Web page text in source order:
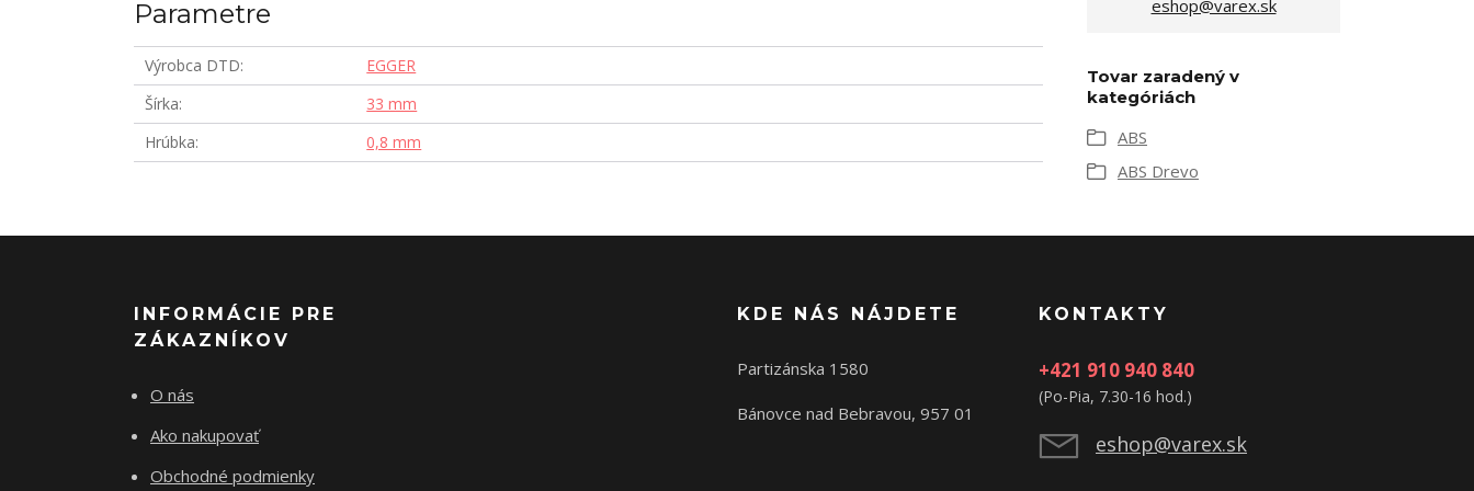
Parametre
Výrobca DTD
EGGER
Šírka
33 mm
Hrúbka
0,8 mm
eshop@varex.sk
Tovar zaradený v
kategóriách
ABS
ABS Drevo
INFORMÁCIE PRE
ZÁKAZNÍKOV
O nás
Ako nakupovať
Obchodné podmienky
KDE NÁS NÁJDETE
Partizánska 1580
Bánovce nad Bebravou, 957 01
KONTAKTY
+421 910 940 840
(Po-Pia, 7.30-16 hod.)
eshop@varex.sk